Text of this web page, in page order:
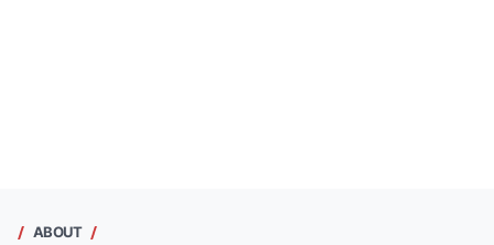
ABOUT